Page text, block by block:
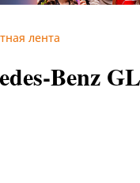
лента
Benz